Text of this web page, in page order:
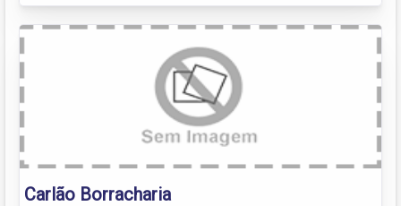
Carlão Borracharia